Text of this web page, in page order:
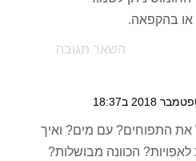
או בהקפאה.
השאר תגובה
את התפוחים? עם מים? ואיך
הכוונה מבושלות?